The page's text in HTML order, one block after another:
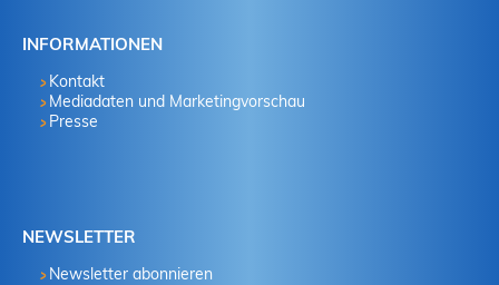
INFORMATIONEN
Kontakt
Mediadaten und Marketingvorschau
Presse
NEWSLETTER
Newsletter abonnieren